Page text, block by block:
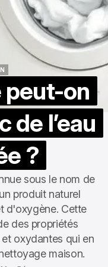
peut-on
de l’eau
?
sous le nom de
produit naturel
d'oxygène. Cette
des propriétés
oxydantes qui en
maison.